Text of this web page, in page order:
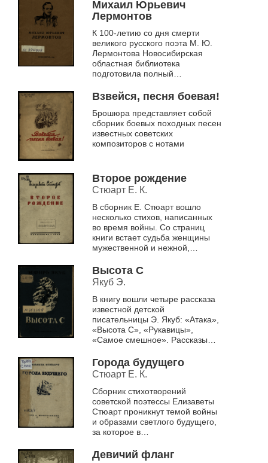
Михаил Юрьевич
Лермонтов
К 100-летию со дня смерти
великого русского поэта М. Ю.
Лермонтова Новосибирская
областная библиотека
подготовила полный
поэта, издававшихся в нашей
стране. В издании при...
Взвейся, песня боевая!
Брошюра представляет собой
сборник боевых походных песен
известных советских
композиторов с нотами
Второе рождение
Стюарт Е. К.
В сборник Е. Стюарт вошло
несколько стихов, написанных
во время войны. Со страниц
книги встает судьба женщины
мужественной и нежной,
поры, влюбленной в жизнь,
переживающей ...
Высота С
Якуб Э.
В книгу вошли четыре рассказа
известной детской
писательницы Э. Якуб: «Атака»,
«Высота С», «Рукавицы»,
«Самое смешное». Рассказы
среднего и старшего школьного
возраста
Города будущего
Стюарт Е. К.
Сборник стихотворений
советской поэтессы Елизаветы
Стюарт проникнут темой войны
и образами светлого будущего,
за которое в
сражался советский народ
Девичий фланг